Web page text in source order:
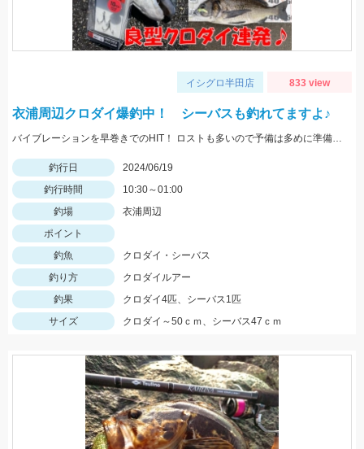
イシグロ半田店 833 view
衣浦周辺クロダイ爆釣中！ シーバスも釣れてますよ♪
バイブレーションを早巻きでのHIT！ ロストも多いので予備は多めに準備してくださいね！
釣行日
2024/06/19
釣行時間
10:30～01:00
釣場
衣浦周辺
ポイント
釣魚
クロダイ・シーバス
釣り方
クロダイルアー
釣果
クロダイ4匹、シーバス1匹
サイズ
クロダイ～50ｃｍ、シーバス47ｃｍ